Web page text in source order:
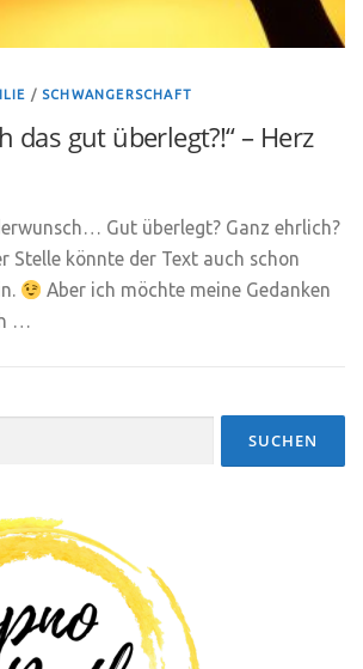
/ SCHWANGERSCHAFT
das gut überlegt?!“ – Herz
Gut überlegt? Ganz ehrlich?
Stelle könnte der Text auch schon
Aber ich möchte meine Gedanken
…